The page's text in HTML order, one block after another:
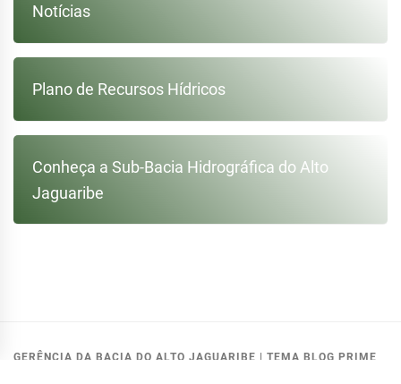
Notícias
Plano de Recursos Hídricos
Conheça a Sub-Bacia Hidrográfica do Alto
Jaguaribe
GERÊNCIA DA BACIA DO ALTO JAGUARIBE | TEMA BLOG PRIME